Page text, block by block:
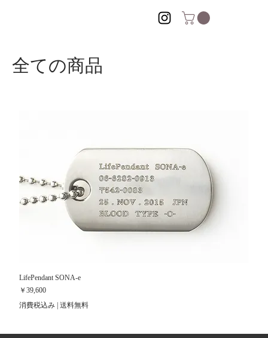
LifePendant SONA-e
価格
￥39,600
消費税込み |送料無料
全ての商品